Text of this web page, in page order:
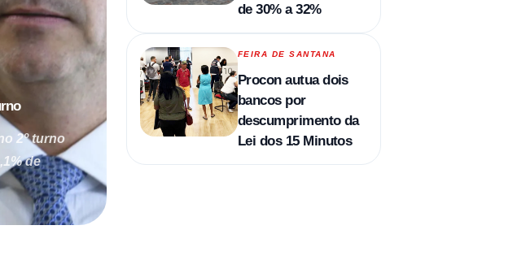
2º turno
de
de 30% a 32%
FEIRA DE SANTANA
Procon autua dois
bancos por
descumprimento da
Lei dos 15 Minutos